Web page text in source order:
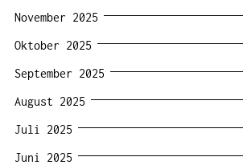
November 2025
Oktober 2025
September 2025
August 2025
Juli 2025
Juni 2025